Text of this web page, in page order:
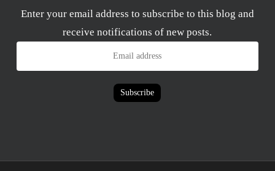
Enter your email address to subscribe to this blog and
receive notifications of new posts.
Email
Subscribe